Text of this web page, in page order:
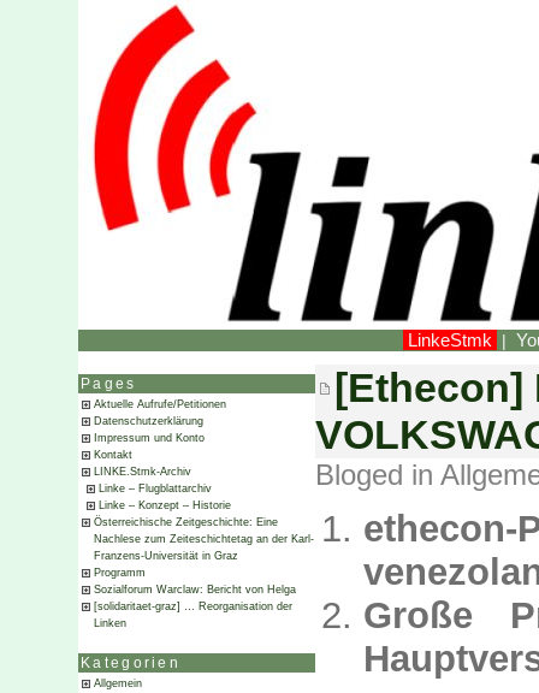
LinkeStmk |
Pages
Aktuelle Aufrufe/Petitionen
Datenschutzerklärung
Impressum und Konto
Kontakt
LINKE.Stmk-Archiv
Linke – Flugblattarchiv
Linke – Konzept – Historie
Österreichische Zeitgeschichte: Eine
Nachlese zum Zeiteschichtetag an der Karl-
Franzens-Universität in Graz
Programm
Sozialforum Warclaw: Bericht von Helga
[solidaritaet-graz] … Reorganisation der
Linken
Kategorien
Allgemein
[Ethecon]
Bloged in
Große